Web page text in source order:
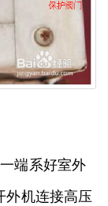
端系好室外
外机连接高压